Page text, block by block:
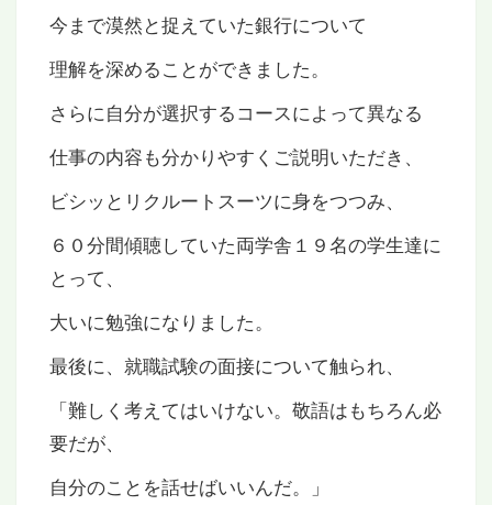
今まで漠然と捉えていた銀行について
理解を深めることができました。
さらに自分が選択するコースによって異なる
仕事の内容も分かりやすくご説明いただき、
ビシッとリクルートスーツに身をつつみ、
６０分間傾聴していた両学舎１９名の学生達に
とって、
大いに勉強になりました。
最後に、就職試験の面接について触られ、
「難しく考えてはいけない。敬語はもちろん必
要だが、
自分のことを話せばいいんだ。」